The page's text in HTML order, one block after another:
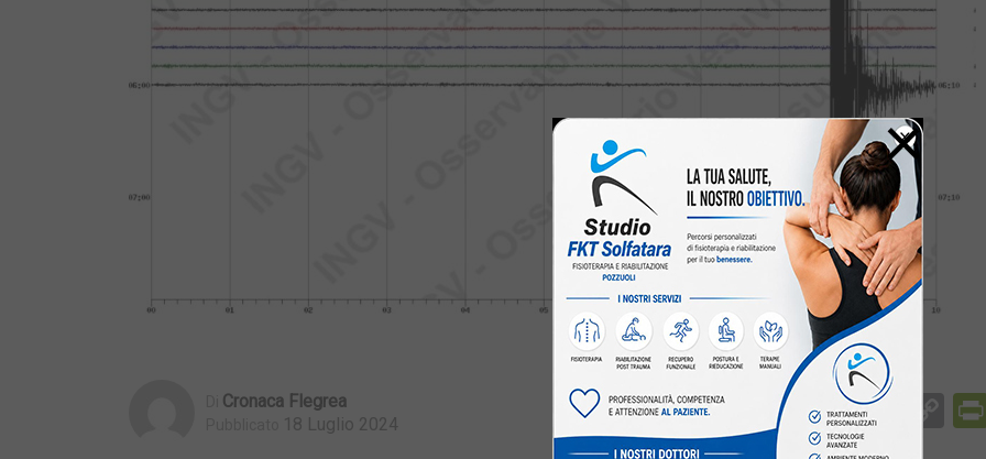
Cronaca Flegrea
18 Luglio 2024 Facebook
Messenger
WhatsApp
Telegram
X Email
×